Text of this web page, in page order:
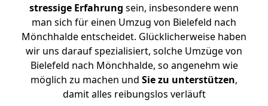
stressige Erfahrung sein, insbesondere wenn
man sich für einen Umzug von Bielefeld nach
Mönchhalde entscheidet. Glücklicherweise haben
wir uns darauf spezialisiert, solche Umzüge von
Bielefeld nach Mönchhalde, so angenehm wie
möglich zu machen und Sie zu unterstützen,
damit alles reibungslos verläuft